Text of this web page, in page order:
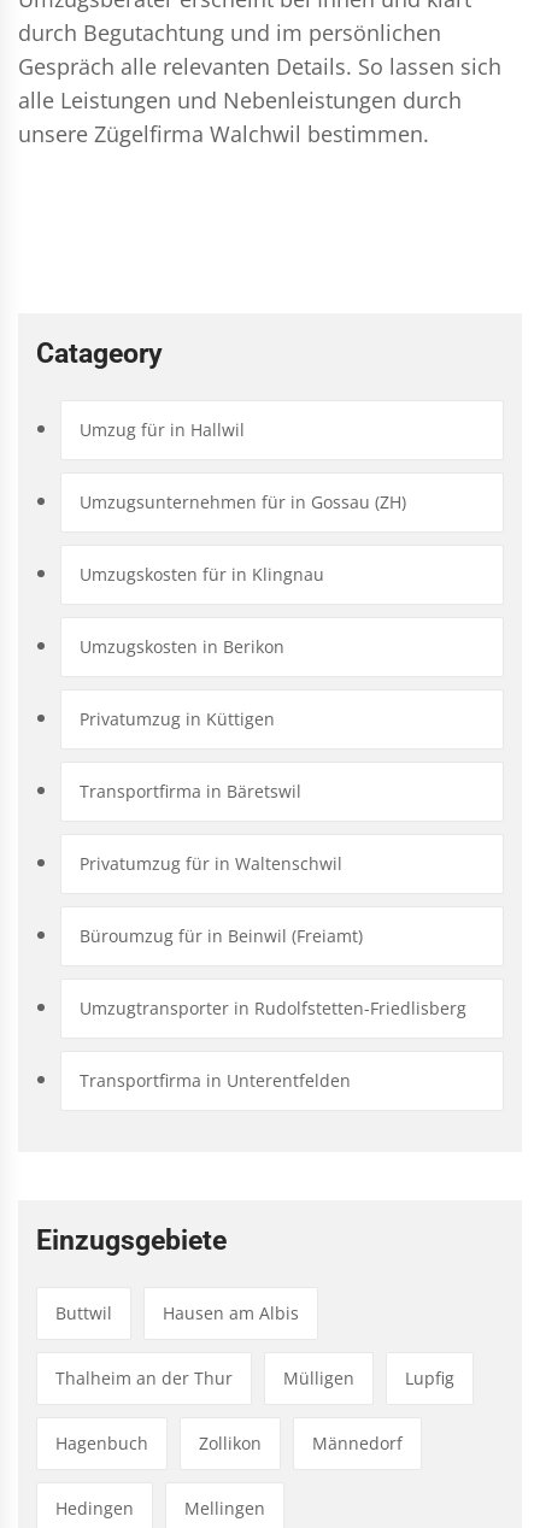
durch Begutachtung und im persönlichen
Gespräch alle relevanten Details. So lassen sich
alle Leistungen und Nebenleistungen durch
unsere Zügelfirma Walchwil bestimmen.
Catageory
Umzug für in Hallwil
Umzugsunternehmen für in Gossau (ZH)
Umzugskosten für in Klingnau
Umzugskosten in Berikon
Privatumzug in Küttigen
Transportfirma in Bäretswil
Privatumzug für in Waltenschwil
Büroumzug für in Beinwil (Freiamt)
Umzugtransporter in Rudolfstetten-Friedlisberg
Transportfirma in Unterentfelden
Einzugsgebiete
Buttwil Hausen am Albis
Thalheim an der Thur Mülligen Lupfig
Hagenbuch Zollikon Männedorf
Hedingen Mellingen